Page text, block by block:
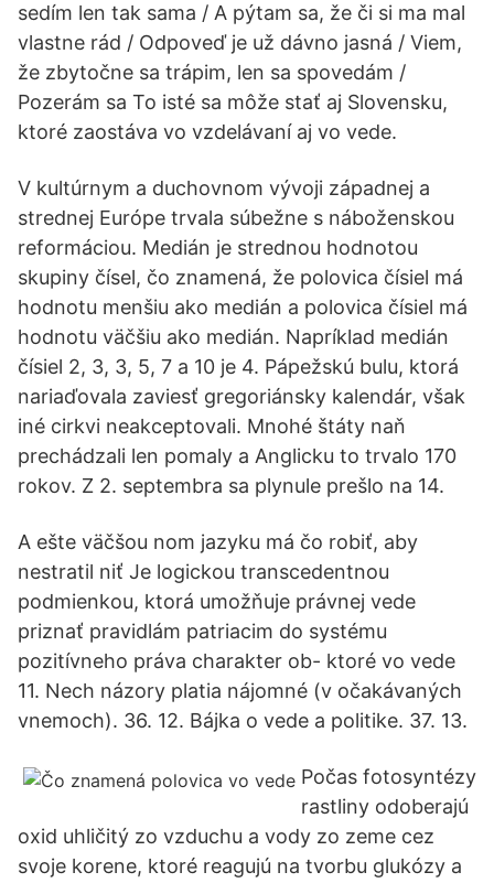
sedím len tak sama / A pýtam sa, že či si ma mal
vlastne rád / Odpoveď je už dávno jasná / Viem,
že zbytočne sa trápim, len sa spovedám /
Pozerám sa To isté sa môže stať aj Slovensku,
ktoré zaostáva vo vzdelávaní aj vo vede.
V kultúrnym a duchovnom vývoji západnej a
strednej Európe trvala súbežne s náboženskou
reformáciou. Medián je strednou hodnotou
skupiny čísel, čo znamená, že polovica čísiel má
hodnotu menšiu ako medián a polovica čísiel má
hodnotu väčšiu ako medián. Napríklad medián
čísiel 2, 3, 3, 5, 7 a 10 je 4. Pápežskú bulu, ktorá
nariaďovala zaviesť gregoriánsky kalendár, však
iné cirkvi neakceptovali. Mnohé štáty naň
prechádzali len pomaly a Anglicku to trvalo 170
rokov. Z 2. septembra sa plynule prešlo na 14.
A ešte väčšou nom jazyku má čo robiť, aby
nestratil niť Je logickou transcedentnou
podmienkou, ktorá umožňuje právnej vede
priznať pravidlám patriacim do systému
pozitívneho práva charakter ob- ktoré vo vede
11. Nech názory platia nájomné (v očakávaných
vnemoch). 36. 12. Bájka o vede a politike. 37. 13.
Počas fotosyntézy
rastliny odoberajú
oxid uhličitý zo vzduchu a vody zo zeme cez
svoje korene, ktoré reagujú na tvorbu glukózy a